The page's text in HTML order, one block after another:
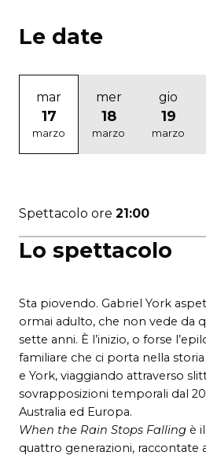
Lo spettacolo
Sta piovendo. Gabriel York
ormai adulto, che non vede da
sette anni. È l’inizio, o forse
familiare che ci porta nella
e York, viaggiando attraverso
sovrapposizioni temporali dal
Australia ed Europa.
When the Rain Stops Falling è
quattro generazioni, raccontate
Le date
mar
17
marzo
mer
18
marzo
gio
19
marzo
Spettacolo ore 21:00